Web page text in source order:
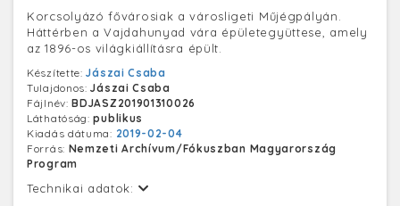
Korcsolyázó fővárosiak a városligeti Műjégpályán.
Háttérben a Vajdahunyad vára épületegyüttese, amely
az 1896-os világkiállításra épült.
Készítette:Jászai Csaba
Tulajdonos:Jászai Csaba
Fájlnév:BDJASZ201901310026
Láthatóság:publikus
Kiadás dátuma: 2019-02-04
Forrás: Nemzeti Archívum/Fókuszban Magyarország
Program
Technikai adatok: